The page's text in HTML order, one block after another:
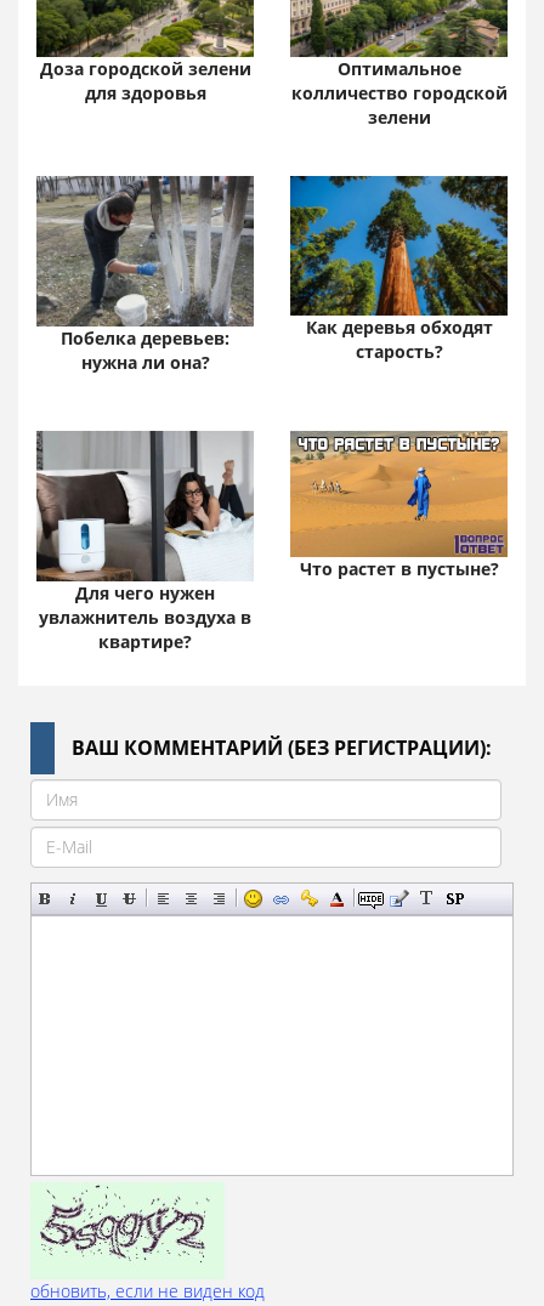
Доза городской зелени
для здоровья
Оптимальное
колличество городской
зелени
Побелка деревьев:
нужна ли она?
Как деревья обходят
старость?
Для чего нужен
увлажнитель воздуха в
квартире?
Что растет в пустыне?
ВАШ КОММЕНТАРИЙ (БЕЗ РЕГИСТРАЦИИ):
обновить, если не виден код